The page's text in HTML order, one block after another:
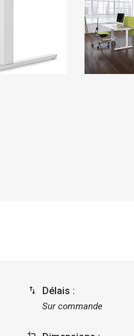
import_export Délais :
Sur commande